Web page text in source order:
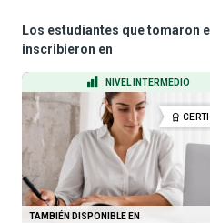
Los estudiantes que tomaron
inscribieron en
NIVEL INTERMEDIO
TAMBIÉN DISPONIBLE EN